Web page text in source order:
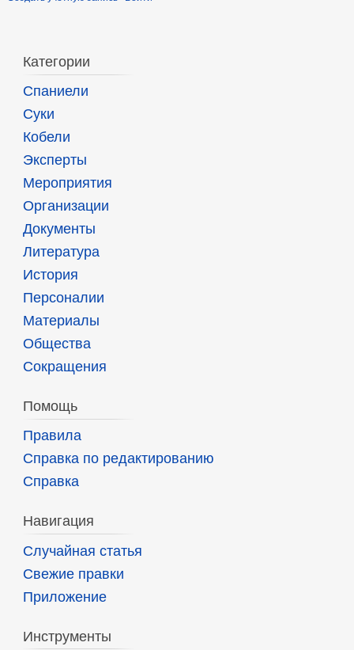
Категории
Спаниели
Суки
Кобели
Эксперты
Мероприятия
Организации
Документы
Литература
История
Персоналии
Материалы
Общества
Сокращения
Помощь
Правила
Справка по редактированию
Справка
Навигация
Случайная статья
Свежие правки
Приложение
Инструменты